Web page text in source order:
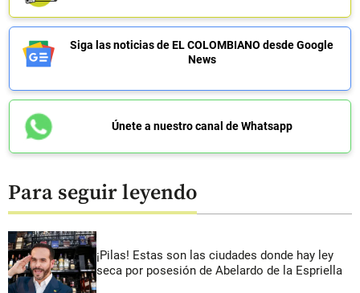
Siga las noticias de EL COLOMBIANO desde Google
News
Únete a nuestro canal de Whatsapp
Para seguir leyendo
¡Pilas! Estas son las ciudades donde hay ley
seca por posesión de Abelardo de la Espriella